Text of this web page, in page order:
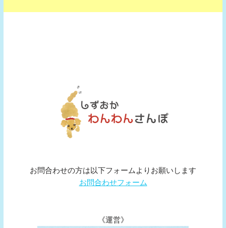
お問合わせの方は以下フォームよりお願いします
お問合わせフォーム
《運営》